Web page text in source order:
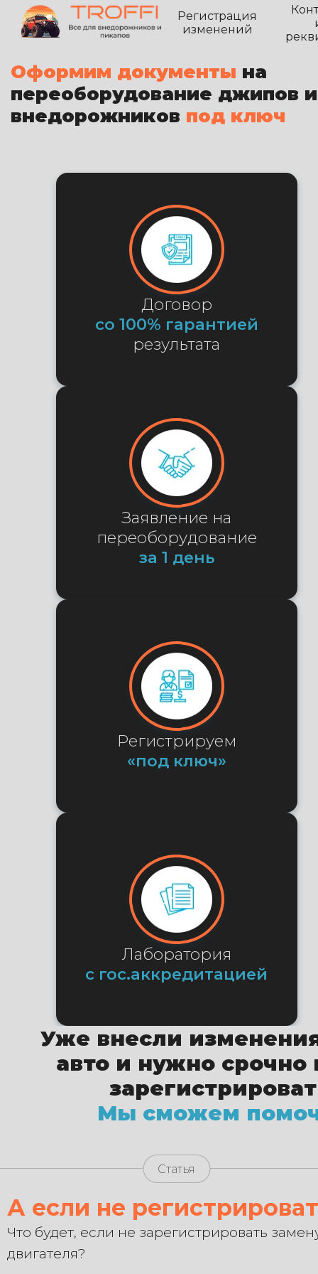
Регистрация
изменений
Оформим документы на
переоборудование джипов и
внедорожников под ключ
Договор
со 100% гарантией
результата
Заявление на
переоборудование
за 1 день
Регистрируем
«под ключ»
Лаборатория
с гос.аккредитацией
Уже внесли
авто и нужно срочно
Мы сможем
Статья
А если не
Что будет, если не зарегистрировать
двигателя?